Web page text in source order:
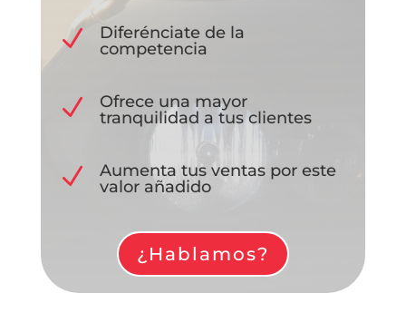
N
Diferénciate de la
competencia
N
Ofrece una mayor
tranquilidad a tus clientes
N
Aumenta tus ventas por este
valor añadido
¿Hablamos?